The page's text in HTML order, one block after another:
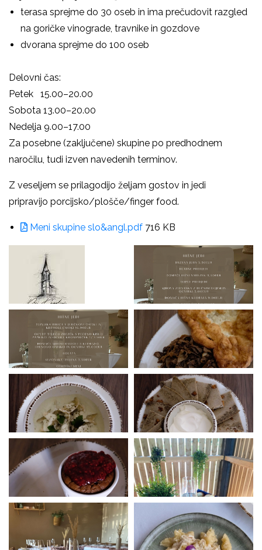
terasa sprejme do 30 oseb in ima prečudovit razgled
na goričke vinograde, travnike in gozdove
dvorana sprejme do 100 oseb
Delovni čas:
Petek 15.00–20.00
Sobota 13.00–20.00
Nedelja 9.00–17.00
Za posebne (zaključene) skupine po predhodnem
naročilu, tudi izven navedenih terminov.
Z veseljem se prilagodijo željam gostov in jedi
pripravijo porcijsko/plošče/finger food.
Meni skupine slo&angl.pdf 716 KB